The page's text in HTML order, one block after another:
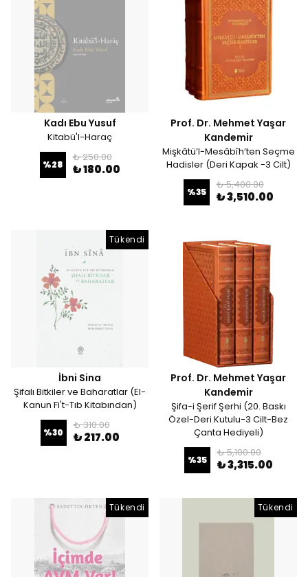
Kadı Ebu Yusuf
Kitabü'l-Haraç
%28
₺ 250.00
₺ 180.00
Prof. Dr. Mehmet Yaşar
Kandemir
Mişkâtü’l-Mesâbîh’ten Seçme
Hadisler (Deri Kapak -3 Cilt)
%35
₺ 5,400.00
₺ 3,510.00
Tükendi
İbni Sina
Şifalı Bitkiler ve Baharatlar (El-
Kanun Fi't-Tıb Kitabından)
%30
₺ 310.00
₺ 217.00
Prof. Dr. Mehmet Yaşar
Kandemir
Şifa-i Şerif Şerhi (20. Baskı
Özel-Deri Kutulu-3 Cilt-Bez
Çanta Hediyeli)
%35
₺ 5,100.00
₺ 3,315.00
Tükendi Tükendi